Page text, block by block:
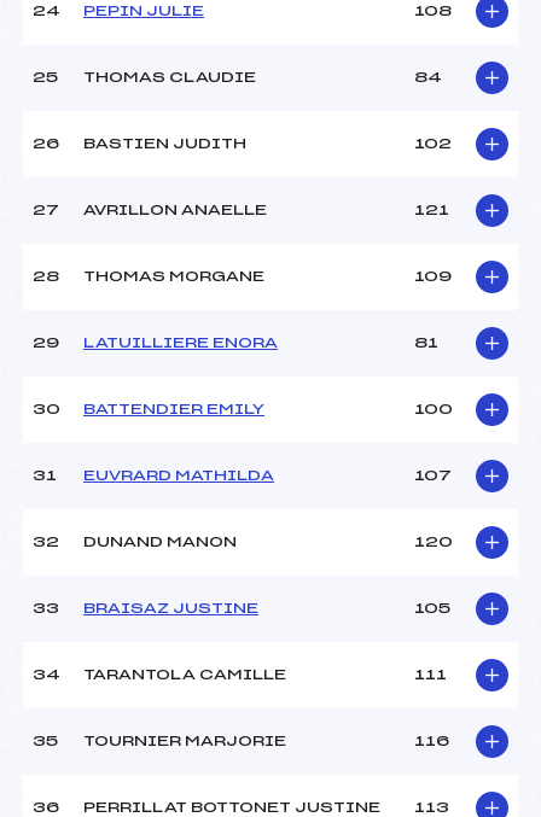
24 PEPIN JULIE 108
25 THOMAS CLAUDIE 84
26 BASTIEN JUDITH 102
27 AVRILLON ANAELLE 121
28 THOMAS MORGANE 109
29 LATUILLIERE ENORA 81
30 BATTENDIER EMILY 100
31 EUVRARD MATHILDA 107
32 DUNAND MANON 120
33 BRAISAZ JUSTINE 105
34 TARANTOLA CAMILLE 111
35 TOURNIER MARJORIE 116
36 PERRILLAT BOTTONET JUSTINE 113